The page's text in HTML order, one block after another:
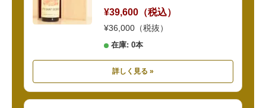
¥39,600（税込）
¥36,000（税抜）
在庫: 0本
詳しく見る »